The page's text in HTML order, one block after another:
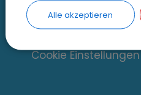
e
s
s
Zugangseröffnung
Cookie Einstellungen
Alle akzeptieren